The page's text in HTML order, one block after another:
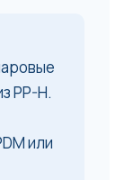
PP-H.
или